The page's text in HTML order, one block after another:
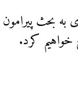
بحث پیرامون
کرد.